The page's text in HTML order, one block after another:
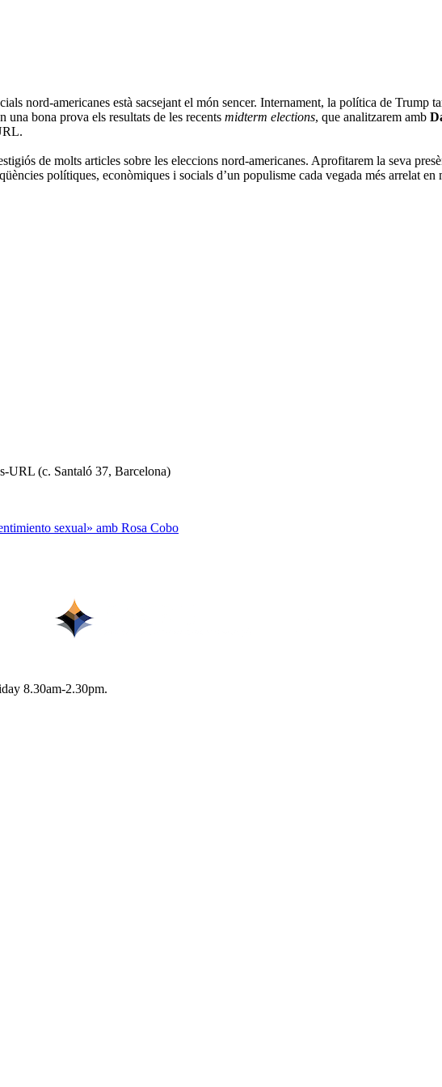
nord-americanes està sacsejant el món sencer. Internament, la política de
una bona prova els resultats de les recents midterm elections, que analitzarem amb
de molts articles sobre les eleccions nord-americanes. Aprofitarem la seva
polítiques, econòmiques i socials d’un populisme cada vegada més arrelat en
URL (c. Santaló 37, Barcelona)
sexual» amb Rosa Cobo
8.30am-2.30pm.